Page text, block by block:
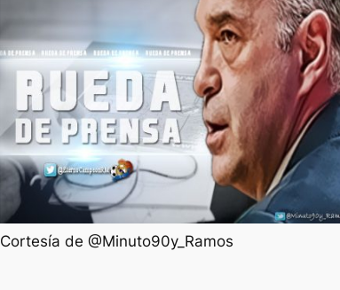
Cortesía de @Minuto90y_Ramos